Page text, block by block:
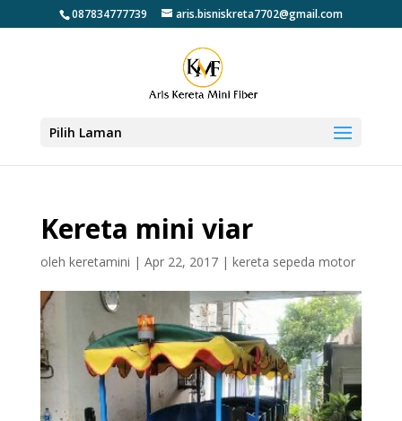
087834777739 aris.bisniskreta7702@gmail.com
Pilih Laman
Kereta mini viar
oleh keretamini | Apr 22, 2017| kereta sepeda motor